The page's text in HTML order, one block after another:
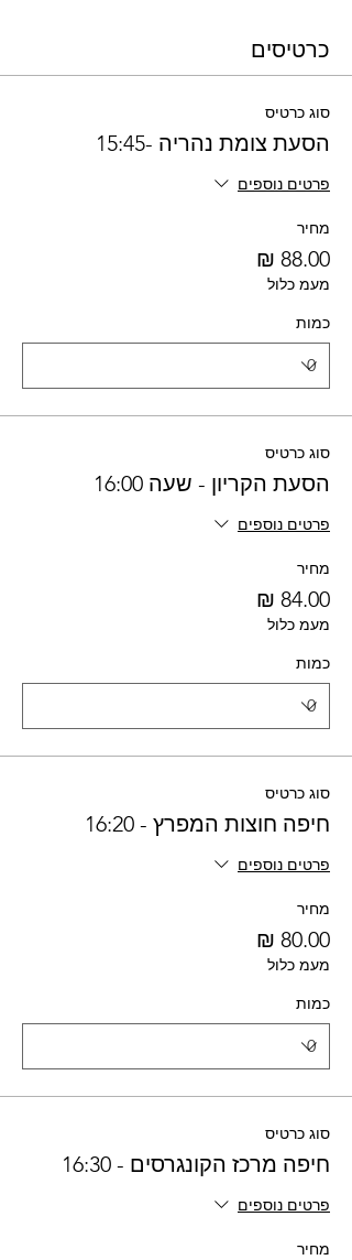
כרטיסים
סוג כרטיס
הסעת צומת נהריה -15:45
פרטים נוספים
מחיר
מעמ כלול
כמות
סוג כרטיס
הסעת הקריון - שעה 16:00
פרטים נוספים
מחיר
מעמ כלול
כמות
סוג כרטיס
חיפה חוצות המפרץ - 16:20
פרטים נוספים
מחיר
מעמ כלול
כמות
סוג כרטיס
חיפה מרכז הקונגרסים - 16:30
פרטים נוספים
מחיר